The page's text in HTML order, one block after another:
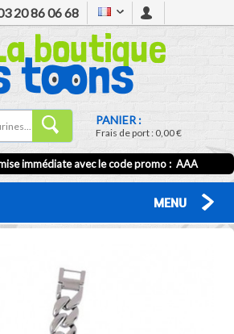
20 86 06 68
PANIER :
Frais de port :0,00 €
immédiate avec le code promo : AAA
MENU